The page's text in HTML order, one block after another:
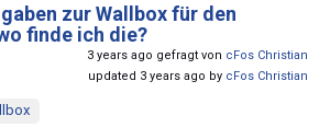
zur Wallbox für den
finde ich die?
3 years ago gefragt von cFos Christian
updated 3 years ago by cFos Christian